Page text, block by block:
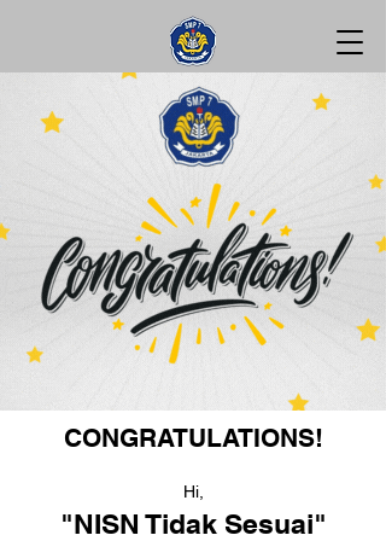
CONGRATULATIONS!
Hi,
"NISN Tidak Sesuai"